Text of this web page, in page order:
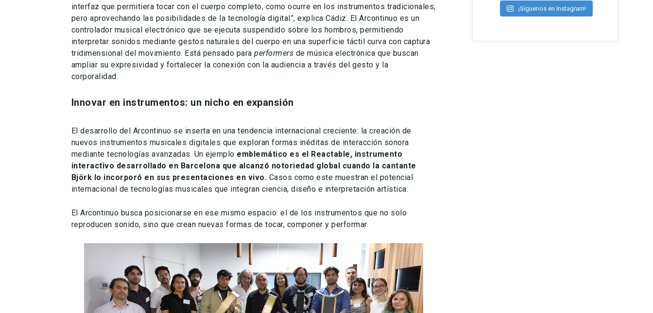
interfaz que permitiera tocar con el cuerpo completo, como ocurre en los instrumentos tradicionales,
pero aprovechando las posibilidades de la tecnología digital”, explica Cádiz. El Arcontinuo es un
controlador musical electrónico que se ejecuta suspendido sobre los hombros, permitiendo
interpretar sonidos mediante gestos naturales del cuerpo en una superficie táctil curva con captura
tridimensional del movimiento. Está pensado paraperformers de música electrónica que buscan
ampliar su expresividad y fortalecer la conexión con la audiencia a través del gesto y la
corporalidad.
Innovar en instrumentos: un nicho en expansión
El desarrollo del Arcontinuo se inserta en una tendencia internacional creciente: la creación de
nuevos instrumentos musicales digitales que exploran formas inéditas de interacción sonora
mediante tecnologías avanzadas. Un ejemplo emblemático es el Reactable, instrumento
interactivo desarrollado en Barcelona que alcanzó notoriedad global cuando la cantante
Björk lo incorporó en sus presentaciones en vivo. Casos como este muestran el potencial
internacional de tecnologías musicales que integran ciencia, diseño e interpretación artística.
El Arcontinuo busca posicionarse en ese mismo espacio: el de los instrumentos que no solo
reproducen sonido, sino que crean nuevas formas de tocar, componer y performar.
¡Síguenos en Instagram!